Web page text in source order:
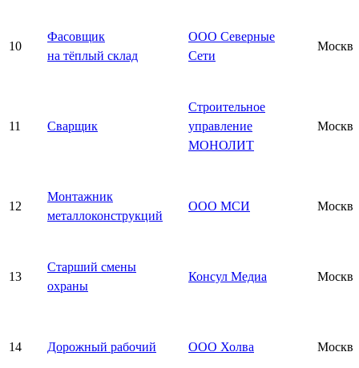
10
Фасовщик
на тёплый склад
ООО Северные
Сети
Москва
11 Сварщик
Строительное
управление
МОНОЛИТ
Москва
12
Монтажник
металлоконструкций
ООО МСИ Москва
13
Старший смены
охраны
Консул Медиа Москва
14 Дорожный рабочий ООО Холва Москва